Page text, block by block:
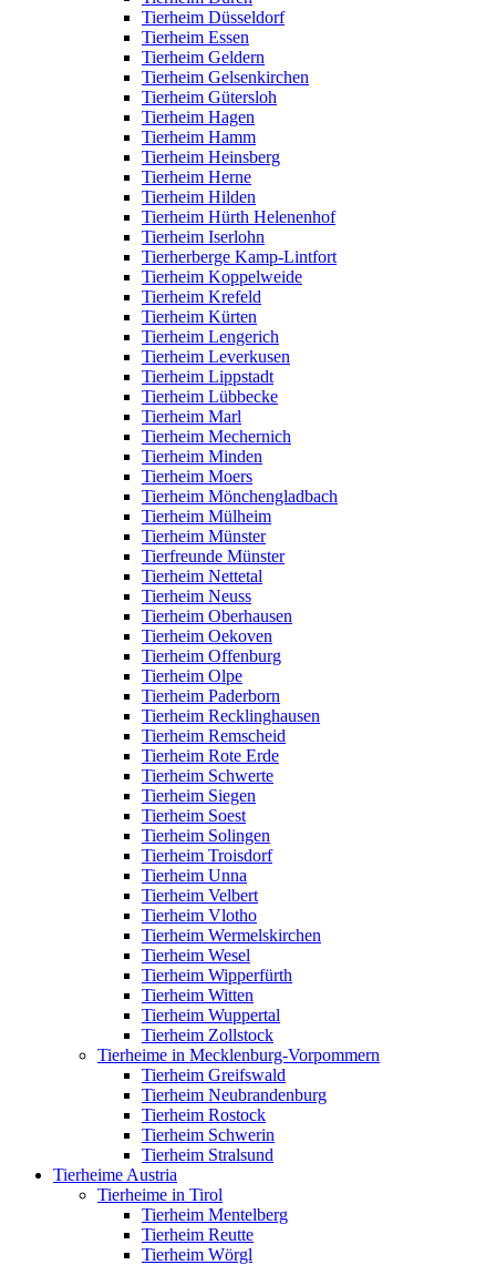
Tierheim Düsseldorf
Tierheim Essen
Tierheim Geldern
Tierheim Gelsenkirchen
Tierheim Gütersloh
Tierheim Hagen
Tierheim Hamm
Tierheim Heinsberg
Tierheim Herne
Tierheim Hilden
Tierheim Hürth Helenenhof
Tierheim Iserlohn
Tierherberge Kamp-Lintfort
Tierheim Koppelweide
Tierheim Krefeld
Tierheim Kürten
Tierheim Lengerich
Tierheim Leverkusen
Tierheim Lippstadt
Tierheim Lübbecke
Tierheim Marl
Tierheim Mechernich
Tierheim Minden
Tierheim Moers
Tierheim Mönchengladbach
Tierheim Mülheim
Tierheim Münster
Tierfreunde Münster
Tierheim Nettetal
Tierheim Neuss
Tierheim Oberhausen
Tierheim Oekoven
Tierheim Offenburg
Tierheim Olpe
Tierheim Paderborn
Tierheim Recklinghausen
Tierheim Remscheid
Tierheim Rote Erde
Tierheim Schwerte
Tierheim Siegen
Tierheim Soest
Tierheim Solingen
Tierheim Troisdorf
Tierheim Unna
Tierheim Velbert
Tierheim Vlotho
Tierheim Wermelskirchen
Tierheim Wesel
Tierheim Wipperfürth
Tierheim Witten
Tierheim Wuppertal
Tierheim Zollstock
Tierheime in Mecklenburg-Vorpommern
Tierheim Greifswald
Tierheim Neubrandenburg
Tierheim Rostock
Tierheim Schwerin
Tierheim Stralsund
Tierheime Austria
Tierheime in Tirol
Tierheim Mentelberg
Tierheim Reutte
Tierheim Wörgl